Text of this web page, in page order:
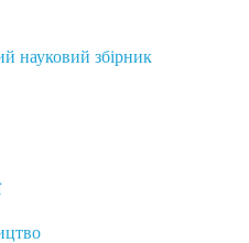
науковий збірник